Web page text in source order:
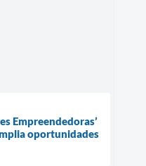
Empreendedoras’
oportunidades